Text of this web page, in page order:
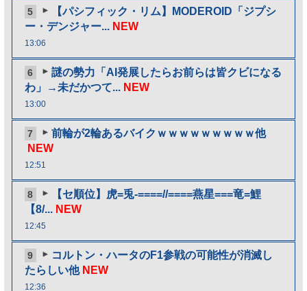
5
【パシフィック・リム】MODEROID「ジプシ
ー・デンジャー... NEW
13:06
6
謎の勢力「AI発展したらお前らは皆クビになる
わ」→未だかつて... NEW
13:00
7
前輪が2輪あるバイクｗｗｗｗｗｗｗｗｗ他
NEW
12:51
8
【セ順位】虎=兎-====//====燕星===竜=鯉
【8/... NEW
12:45
9
コルトン・ハータのF1参戦の可能性が消滅し
たらしい他 NEW
12:36